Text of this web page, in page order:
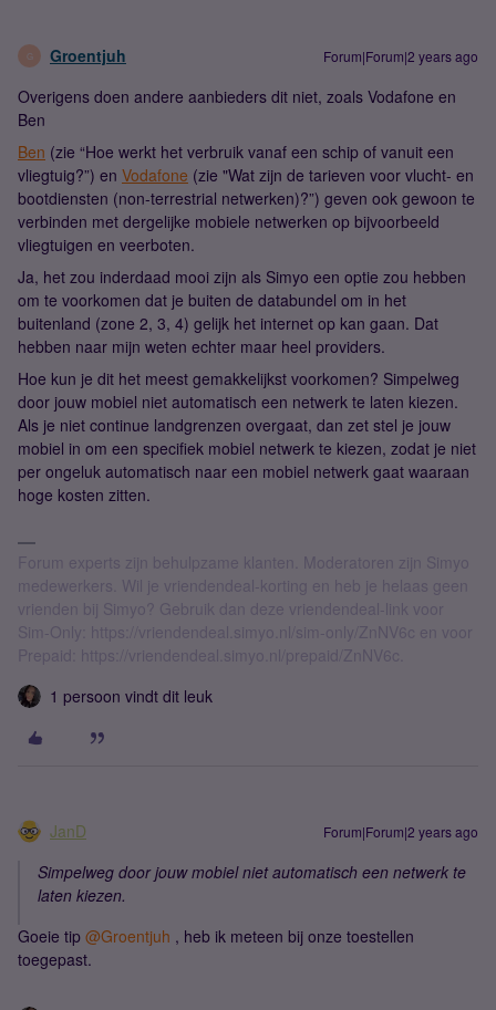
G Groentjuh Forum|Forum|2 years ago
Overigens doen andere aanbieders dit niet, zoals Vodafone en
Ben
Ben (zie “Hoe werkt het verbruik vanaf een schip of vanuit een
vliegtuig?”) en Vodafone (zie "Wat zijn de tarieven voor vlucht- en
bootdiensten (non-terrestrial netwerken)?”) geven ook gewoon te
verbinden met dergelijke mobiele netwerken op bijvoorbeeld
vliegtuigen en veerboten.
Ja, het zou inderdaad mooi zijn als Simyo een optie zou hebben
om te voorkomen dat je buiten de databundel om in het
buitenland (zone 2, 3, 4) gelijk het internet op kan gaan. Dat
hebben naar mijn weten echter maar heel providers.
Hoe kun je dit het meest gemakkelijkst voorkomen? Simpelweg
door jouw mobiel niet automatisch een netwerk te laten kiezen.
Als je niet continue landgrenzen overgaat, dan zet stel je jouw
mobiel in om een specifiek mobiel netwerk te kiezen, zodat je niet
per ongeluk automatisch naar een mobiel netwerk gaat waaraan
hoge kosten zitten.
Forum experts zijn behulpzame klanten. Moderatoren zijn Simyo
medewerkers. Wil je vriendendeal-korting en heb je helaas geen
vrienden bij Simyo? Gebruik dan deze vriendendeal-link voor
Sim-Only: https://vriendendeal.simyo.nl/sim-only/ZnNV6c en voor
Prepaid: https://vriendendeal.simyo.nl/prepaid/ZnNV6c.
1 persoon vindt dit leuk
JanD Forum|Forum|2 years ago
Simpelweg door jouw mobiel niet automatisch een netwerk te
laten kiezen.
Goeie tip @Groentjuh , heb ik meteen bij onze toestellen
toegepast.